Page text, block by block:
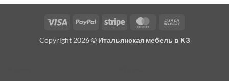
Visa PayPal Stripe MasterCard
Delivery
Copyright 2026 © Итальянская мебель в КЗ